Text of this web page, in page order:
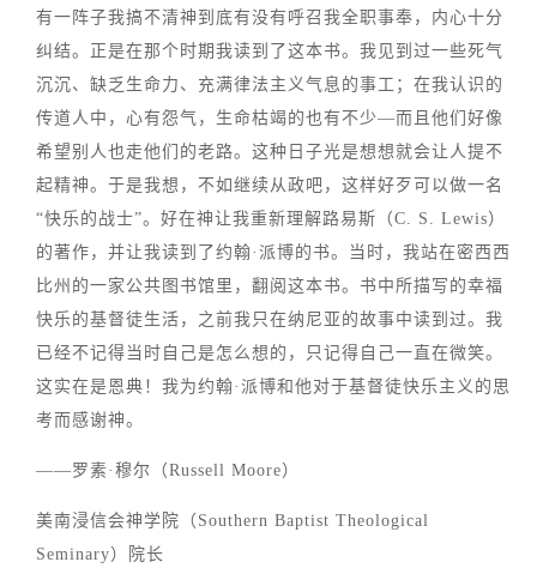
有一阵子我搞不清神到底有没有呼召我全职事奉，内心十分
纠结。正是在那个时期我读到了这本书。我见到过一些死气
沉沉、缺乏生命力、充满律法主义气息的事工；在我认识的
传道人中，心有怨气，生命枯竭的也有不少—而且他们好像
希望别人也走他们的老路。这种日子光是想想就会让人提不
起精神。于是我想，不如继续从政吧，这样好歹可以做一名
“快乐的战士”。好在神让我重新理解路易斯（C. S. Lewis）
的著作，并让我读到了约翰·派博的书。当时，我站在密西西
比州的一家公共图书馆里，翻阅这本书。书中所描写的幸福
快乐的基督徒生活，之前我只在纳尼亚的故事中读到过。我
已经不记得当时自己是怎么想的，只记得自己一直在微笑。
这实在是恩典！我为约翰·派博和他对于基督徒快乐主义的思
考而感谢神。
——罗素·穆尔（Russell Moore）
美南浸信会神学院（Southern Baptist Theological
Seminary）院长